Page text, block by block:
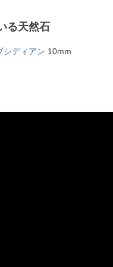
る天然石
シディアン 10mm